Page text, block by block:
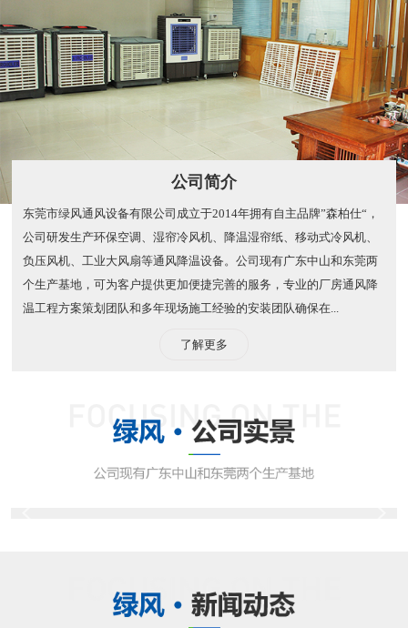
公司简介
东莞市绿风通风设备有限公司成立于2014年拥有自主品牌”森柏仕“，
公司研发生产环保空调、湿帘冷风机、降温湿帘纸、移动式冷风机、
负压风机、工业大风扇等通风降温设备。公司现有广东中山和东莞两
个生产基地，可为客户提供更加便捷完善的服务，专业的厂房通风降
温工程方案策划团队和多年现场施工经验的安装团队确保在...
了解更多